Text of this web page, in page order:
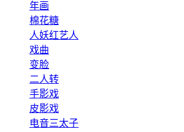
年画
棉花糖
人妖红艺人
戏曲
变脸
二人转
手影戏
皮影戏
电音三太子